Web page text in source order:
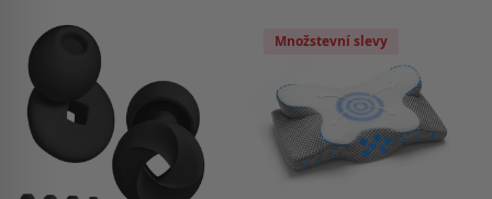
Množstevní slevy